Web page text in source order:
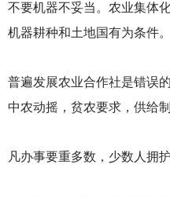
不要机器不妥当。农业集体
机器耕种和土地国有为条件。
普遍发展农业合作社是错误
中农动摇，贫农要求，供给制
凡办事要重多数，少数人拥